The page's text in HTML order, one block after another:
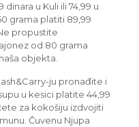
u Kuli ili 74,99 u
grama platiti 89,99
propustite
od 80 grama
objekta.
ju pronađite i
u kesici platite 44,99
za kokošiju izdvojiti
Čuvenu Njupa